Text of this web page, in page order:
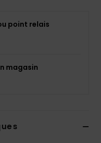
point relais
magasin